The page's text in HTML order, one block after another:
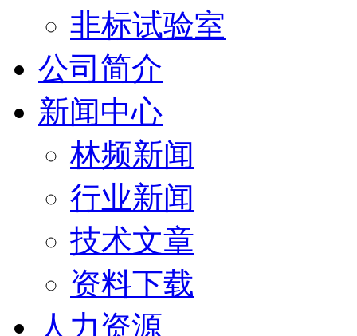
非标试验室
公司简介
新闻中心
林频新闻
行业新闻
技术文章
资料下载
人力资源